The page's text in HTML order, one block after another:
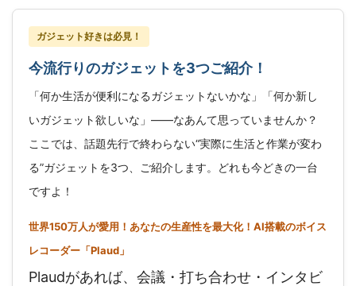
ガジェット好きは必見！
今流行りのガジェットを3つご紹介！
「何か生活が便利になるガジェットないかな」「何か新し
いガジェット欲しいな」——なあんて思っていませんか？
ここでは、話題先行で終わらない“実際に生活と作業が変わ
る”ガジェットを3つ、ご紹介します。どれも今どきの一台
ですよ！
世界150万人が愛用！あなたの生産性を最大化！AI搭載のボイス
レコーダー「Plaud」
Plaudがあれば、会議・打ち合わせ・インタビ